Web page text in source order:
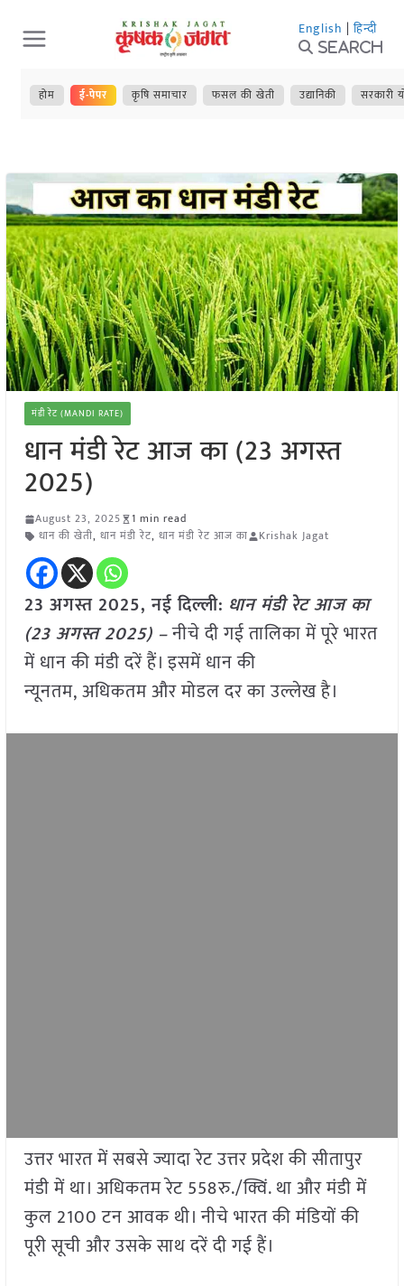
Skip
to
content
English | हिन्दी
Search
होम ई-पेपर कृषि समाचार फसल की खेती उद्यानिकी सरकारी
मंडी रेट (MANDI RATE)
धान मंडी रेट आज का (23 अगस्त
2025)
August 23, 2025
1 min read
धान की खेती, धान मंडी रेट, धान मंडी रेट आज का Krishak Jagat
23 अगस्त 2025, नई दिल्ली: धान मंडी रेट आज का
(23 अगस्त 2025) –नीचे दी गई तालिका में पूरे भारत
में धान की मंडी दरें हैं। इसमें धान की
न्यूनतम, अधिकतम और मोडल दर का उल्लेख है।
उत्तर भारत में सबसे ज्यादा रेट उत्तर प्रदेश की सीतापुर
मंडी में था। अधिकतम रेट 558रु./क्विं. था और मंडी में
कुल 2100 टन आवक थी। नीचे भारत की मंडियों की
पूरी सूची और उसके साथ दरें दी गई हैं।